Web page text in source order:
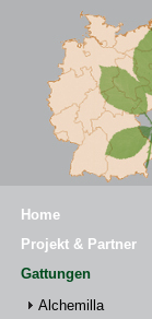
Home
Projekt & Partner
Gattungen
Alchemilla